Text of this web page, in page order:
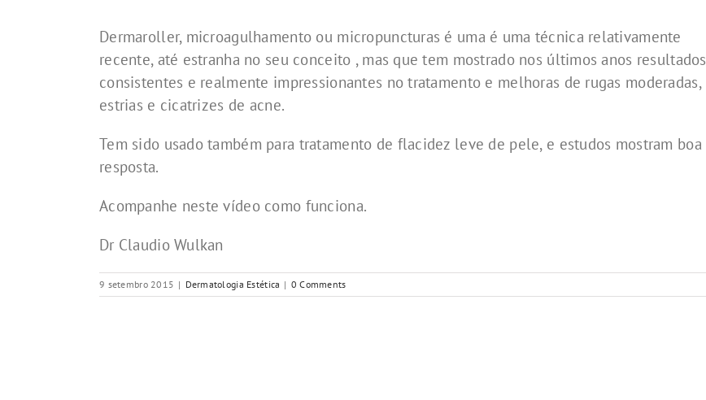
Dermaroller, microagulhamento ou micropuncturas é uma é uma técnica relativamente
recente, até estranha no seu conceito , mas que tem mostrado nos últimos anos resultados
consistentes e realmente impressionantes no tratamento e melhoras de rugas moderadas,
estrias e cicatrizes de acne.
Tem sido usado também para tratamento de flacidez leve de pele, e estudos mostram boa
resposta.
Acompanhe neste vídeo como funciona.
Dr Claudio Wulkan
9 setembro 2015 | Dermatologia Estética | 0 Comments